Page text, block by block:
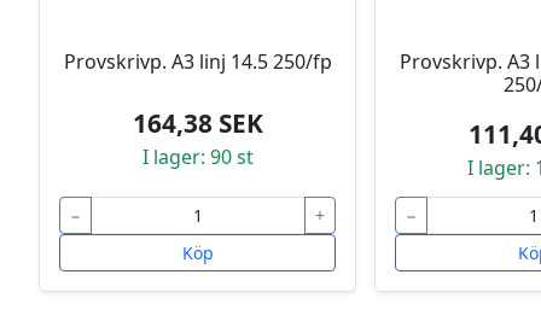
Provskrivp. A3 linj 14.5 250/fp
164,38 SEK
I lager: 90 st
−
+
Köp
Provskrivp. A3
I lager:
−